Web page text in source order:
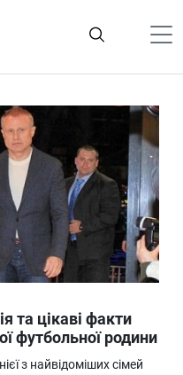
та цікаві факти
футбольної родини
з найвідоміших сімей